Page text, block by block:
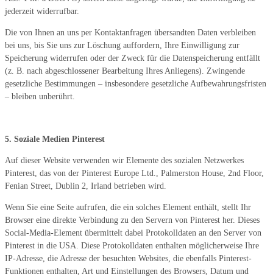
jederzeit widerrufbar.
Die von Ihnen an uns per Kontaktanfragen übersandten Daten verbleiben
bei uns, bis Sie uns zur Löschung auffordern, Ihre Einwilligung zur
Speicherung widerrufen oder der Zweck für die Datenspeicherung entfällt
(z. B. nach abgeschlossener Bearbeitung Ihres Anliegens). Zwingende
gesetzliche Bestimmungen – insbesondere gesetzliche Aufbewahrungsfristen
– bleiben unberührt.
5. Soziale Medien Pinterest
Auf dieser Website verwenden wir Elemente des sozialen Netzwerkes
Pinterest, das von der Pinterest Europe Ltd., Palmerston House, 2nd Floor,
Fenian Street, Dublin 2, Irland betrieben wird.
Wenn Sie eine Seite aufrufen, die ein solches Element enthält, stellt Ihr
Browser eine direkte Verbindung zu den Servern von Pinterest her. Dieses
Social-Media-Element übermittelt dabei Protokolldaten an den Server von
Pinterest in die USA. Diese Protokolldaten enthalten möglicherweise Ihre
IP-Adresse, die Adresse der besuchten Websites, die ebenfalls Pinterest-
Funktionen enthalten, Art und Einstellungen des Browsers, Datum und